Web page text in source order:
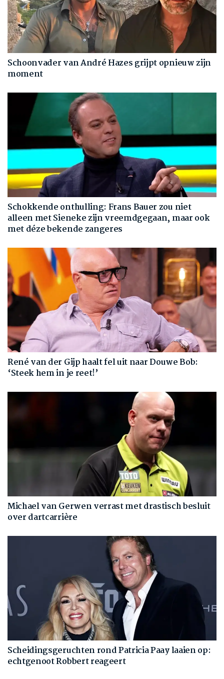
Schoonvader van André Hazes grijpt opnieuw zijn
moment
Schokkende onthulling: Frans Bauer zou niet
alleen met Sieneke zijn vreemdgegaan, maar ook
met déze bekende zangeres
René van der Gijp haalt fel uit naar Douwe Bob:
‘Steek hem in je reet!’
Michael van Gerwen verrast met drastisch besluit
over dartcarrière
Scheidingsgeruchten rond Patricia Paay laaien op:
echtgenoot Robbert reageert